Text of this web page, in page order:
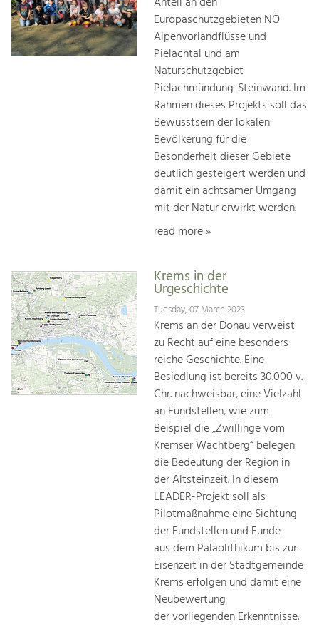
Europaschutzgebieten NÖ
Alpenvorlandflüsse und
Pielachtal und am
Naturschutzgebiet
Pielachmündung-Steinwand. Im
Rahmen dieses Projekts soll das
Bewusstsein der lokalen
Bevölkerung für die
Besonderheit dieser Gebiete
deutlich gesteigert werden und
damit ein achtsamer Umgang
mit der Natur erwirkt werden.
read more »
Krems in der
Urgeschichte
Tuesday, 07 March 2023
Krems an der Donau verweist
zu Recht auf eine besonders
reiche Geschichte. Eine
Besiedlung ist bereits 30.000 v.
Chr. nachweisbar, eine Vielzahl
an Fundstellen, wie zum
Beispiel die „Zwillinge vom
Kremser Wachtberg“ belegen
die Bedeutung der Region in
der Altsteinzeit. In diesem
LEADER-Projekt soll als
Pilotmaßnahme eine Sichtung
der Fundstellen und Funde
aus dem Paläolithikum bis zur
Eisenzeit in der Stadtgemeinde
Krems erfolgen und damit eine
Neubewertung
der vorliegenden Erkenntnisse.